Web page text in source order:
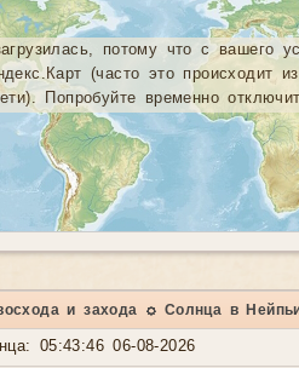
потому что с вашего
(часто это происходит
Попробуйте временно
и захода ☼ Солнца в
05:43:46 06-08-2026